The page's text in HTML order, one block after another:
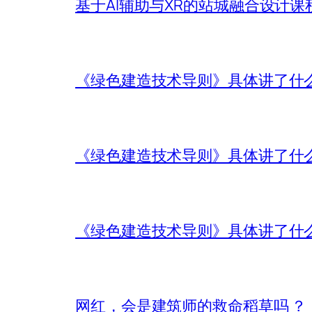
基于AI辅助与XR的站城融合设计课
《绿色建造技术导则》具体讲了什
《绿色建造技术导则》具体讲了什
《绿色建造技术导则》具体讲了什
网红，会是建筑师的救命稻草吗 ？